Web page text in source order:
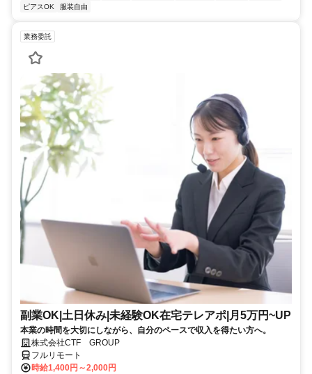
ピアスOK
服装自由
業務委託
副業OK|土日休み|未経験OK在宅テレアポ|月5万円~UP
本業の時間を大切にしながら、自分のペースで収入を得たい方へ。
株式会社CTF GROUP
フルリモート
時給1,400円～2,000円